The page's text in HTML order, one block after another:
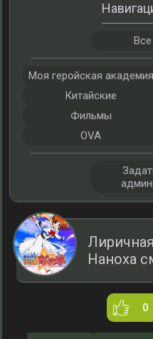
Наноха
0
Моя геройская академия
Китайские
Фильмы
OVA